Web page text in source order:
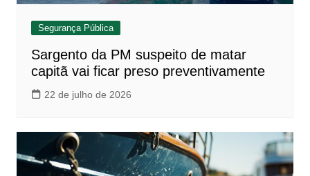
Segurança Pública
Sargento da PM suspeito de matar
capitã vai ficar preso preventivamente
22 de julho de 2026